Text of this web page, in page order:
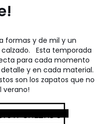
formas y de mil y un
Esta temporada
para cada momento
y en cada material.
son los zapatos que no
verano!